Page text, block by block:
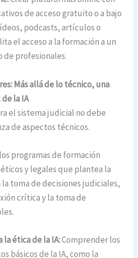
de acceso gratuito o a bajo
podcasts, artículos o
el acceso a la formación a un
de profesionales.
Más allá de lo técnico, una
la IA
el sistema judicial no debe
de aspectos técnicos.
programas de formación
y legales que plantea la
toma de decisiones judiciales,
crítica y la toma de
ética de la IA:Comprender los
básicos de la IA, como la